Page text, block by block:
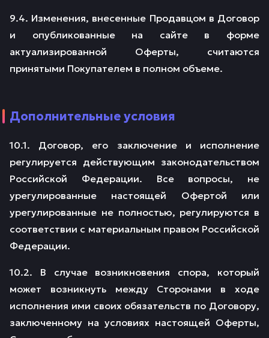
9.4. Изменения, внесенные Продавцом в Договор
и опубликованные на сайте в форме
актуализированной Оферты, считаются
принятыми Покупателем в полном объеме.
Дополнительные условия
10.1. Договор, его заключение и исполнение
регулируется действующим законодательством
Российской Федерации. Все вопросы, не
урегулированные настоящей Офертой или
урегулированные не полностью, регулируются в
соответствии с материальным правом Российской
Федерации.
10.2. В случае возникновения спора, который
может возникнуть между Сторонами в ходе
исполнения ими своих обязательств по Договору,
заключенному на условиях настоящей Оферты,